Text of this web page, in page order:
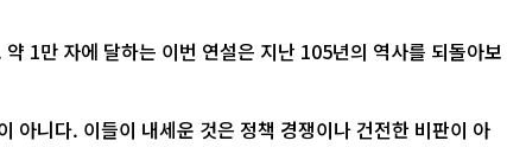
1만 자에 달하는 이번 연설은 지난 105년의 역사를 되돌아보
아니다. 이들이 내세운 것은 정책 경쟁이나 건전한 비판이 아